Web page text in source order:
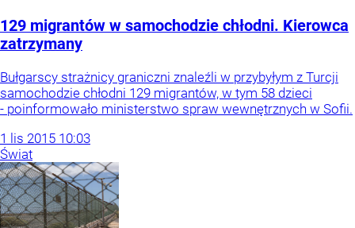
129 migrantów w samochodzie chłodni. Kierowca
zatrzymany
Bułgarscy strażnicy graniczni znaleźli w przybyłym z Turcji
samochodzie chłodni 129 migrantów, w tym 58 dzieci
- poinformowało ministerstwo spraw wewnętrznych w Sofii.
1 lis 2015 10:03
Świat